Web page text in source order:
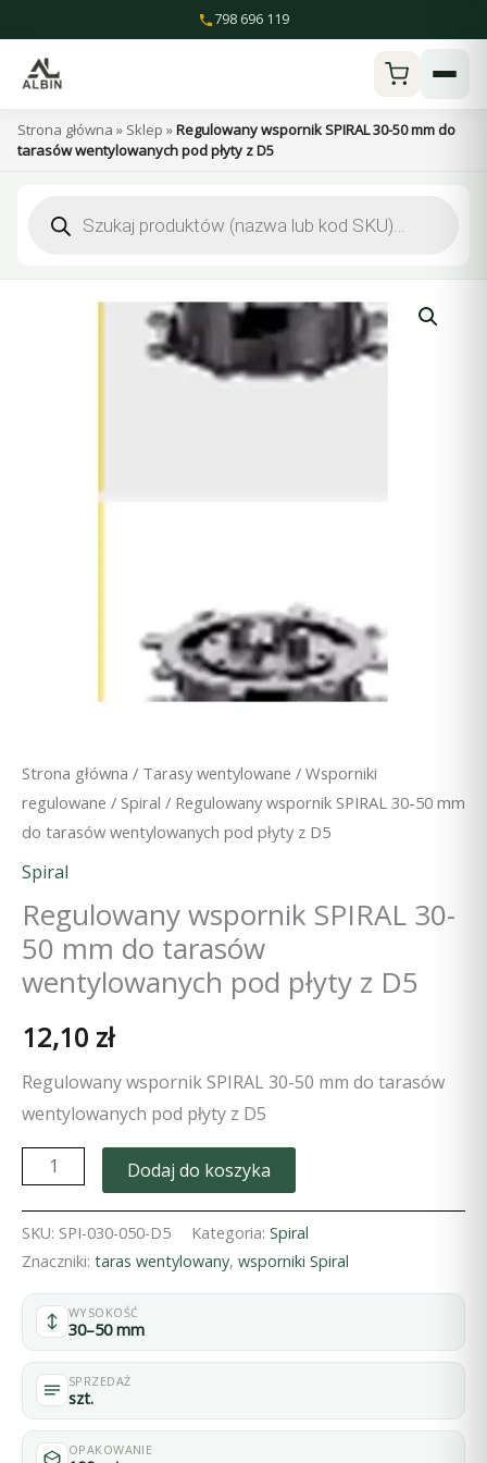
do
treści
798 696 119
Strona główna » Sklep »Regulowany wspornik SPIRAL 30-50 mm do
tarasów wentylowanych pod płyty z D5
produktów
Strona główna / Tarasy wentylowane / Wsporniki
regulowane / Spiral / Regulowany wspornik SPIRAL 30-50 mm
do tarasów wentylowanych pod płyty z D5
Spiral
Regulowany wspornik SPIRAL 30-
50 mm do tarasów
wentylowanych pod płyty z D5
12,10 zł
Regulowany wspornik SPIRAL 30-50 mm do tarasów
wentylowanych pod płyty z D5
ilość
Regulowany
wspornik
SPIRAL
30-
50
mm
do
tarasów
wentylowanych
Dodaj do koszyka
SKU: SPI-030-050-D5 Kategoria: Spiral
Znaczniki: taras wentylowany, wsporniki Spiral
WYSOKOŚĆ
30–50 mm
SPRZEDAŻ
szt.
OPAKOWANIE